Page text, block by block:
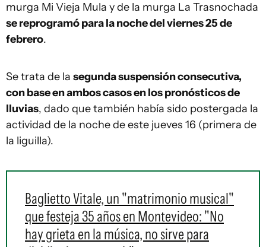
murga Mi Vieja Mula y de la murga La Trasnochada
se reprogramó para la noche del viernes 25 de
febrero.
Se trata de la segunda suspensión consecutiva,
con base en ambos casos en los pronósticos de
lluvias, dado que también había sido postergada la
actividad de la noche de este jueves 16 (primera de
la liguilla).
Baglietto Vitale, un "matrimonio musical"
que festeja 35 años en Montevideo: "No
hay grieta en la música, no sirve para